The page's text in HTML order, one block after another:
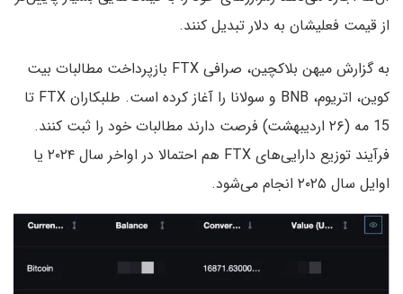
از قیمت فعلیشان به دلار تبدیل کنند.
به گزارش میهن بلاکچین، صرافی FTX بازپرداخت مطالبات بیت
کوین، اتریوم، BNB و سولانا را آغاز کرده است. طلبکاران FTX تا
15 مه (۲۶ اردیبهشت) فرصت دارند مطالبات خود را ثبت کنند.
فرآیند توزیع دارایی‌های FTX هم احتمالا در اواخر سال ۲۰۲۴ یا
اوایل سال ۲۰۲۵ انجام می‌شود.